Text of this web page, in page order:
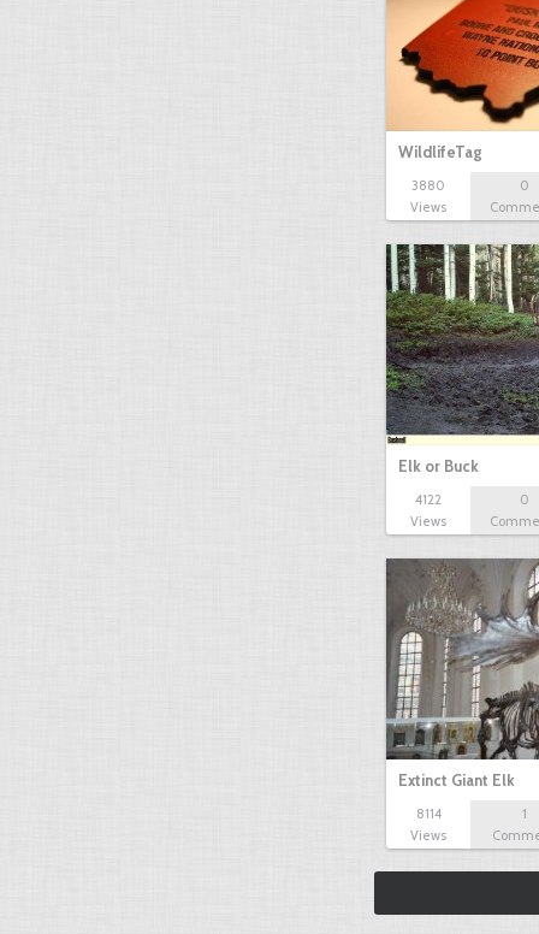
WildlifeTag
3880
Views
0
Elk or Buck
4122
Views
0
Extinct Giant Elk
8114
Views
1